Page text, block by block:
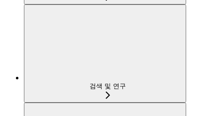
검색 및 연구